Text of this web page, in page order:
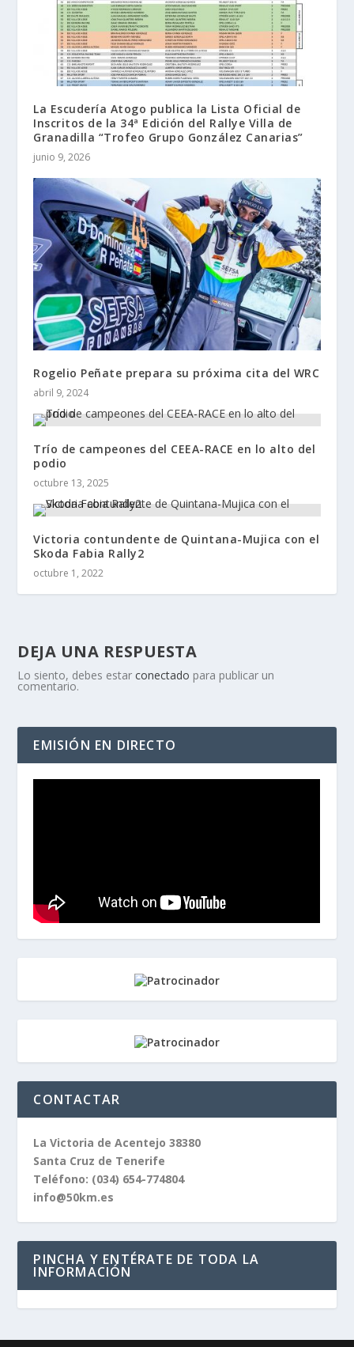
La Escudería Atogo publica la Lista Oficial de
Inscritos de la 34ª Edición del Rallye Villa de
Granadilla “Trofeo Grupo González Canarias”
junio 9, 2026
Rogelio Peñate prepara su próxima cita del WRC
abril 9, 2024
Trío de campeones del CEEA-RACE en lo alto del
podio
octubre 13, 2025
Victoria contundente de Quintana-Mujica con el
Skoda Fabia Rally2
octubre 1, 2022
DEJA UNA RESPUESTA
Lo siento, debes estarconectado para publicar un
comentario.
EMISIÓN EN DIRECTO
CONTACTAR
La Victoria de Acentejo 38380
Santa Cruz de Tenerife
Teléfono: (034) 654-774804
info@50km.es
PINCHA Y ENTÉRATE DE TODA LA
INFORMACIÓN